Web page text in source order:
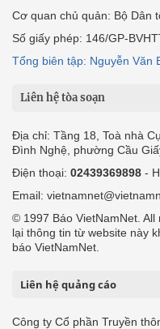
Cơ quan chủ quản: Bộ Dân
Số giấy phép: 146/GP-
Tổng biên tập: Nguyễn Văn
Liên hệ tòa soạn
Địa chỉ: Tầng 18, Toà nhà
Đình Nghệ, phường Cầu
Điện thoại: 02439369898 -
Email:
© 1997 Báo VietNamNet.
lại thông tin từ website này
báo VietNamNet.
Liên hệ quảng cáo
Công ty Cổ phần Truyền